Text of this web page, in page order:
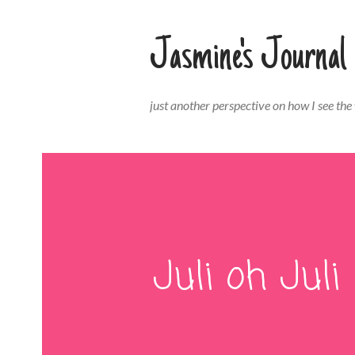
Jasmine's Journal
just another perspective on how I see
Juli oh Juli